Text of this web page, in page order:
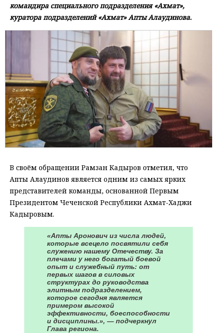
командира специального подразделения «Ахмат»,
куратора подразделений «Ахмат» Апты Алаудинова.
В своём обращении Рамзан Кадыров отметил, что
Апты Алаудинов является одним из самых ярких
представителей команды, основанной Первым
Президентом Чеченской Республики Ахмат-Хаджи
Кадыровым.
«Апты Аронович из числа людей,
которые всецело посвятили себя
служению нашему Отечеству. За
плечами у него богатый боевой
опыт и служебный путь: от
первых шагов в силовых
структурах до руководства
элитным подразделением,
которое сегодня является
примером высокой
эффективности, боеспособности
и дисциплины.», — подчеркнул
Глава региона.